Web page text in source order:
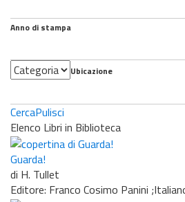
Anno di stampa
Categoria Ubicazione
CercaPulisci
Elenco Libri in Biblioteca
Guarda!
di H. Tullet
Editore: Franco Cosimo Panini